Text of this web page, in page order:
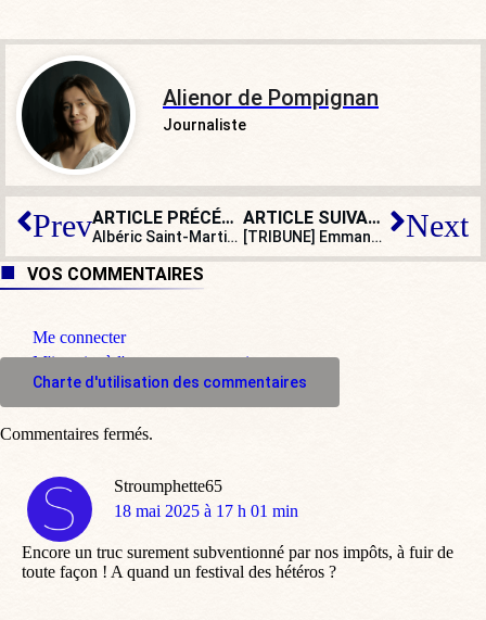
Alienor de Pompignan
Journaliste
Prev ARTICLE PRÉCÉDENT
Albéric Saint-Martin : « De mauvaise foi, un film au côté
ARTICLE SUIVANT
[TRIBUNE] Emmanuel Macron : le mirage de la modernité, la réalité de l’impuissance Next
VOS COMMENTAIRES
Me connecter
M'inscrire à l'espace commentaire
Charte d'utilisation des commentaires
Stroumphette65
dit
18 mai 2025 à 17 h 01 min
Encore un truc surement subventionné par nos impôts, à fuir de
toute façon ! A quand un festival des hétéros ?
Commentaires fermés.